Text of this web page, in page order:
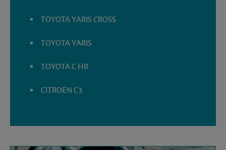
TOYOTA YARIS CROSS
TOYOTA YARIS
TOYOTA C HR
CITROEN C3